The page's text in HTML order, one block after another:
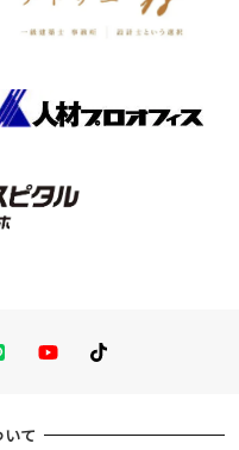
LINE You TubeTikTok
て